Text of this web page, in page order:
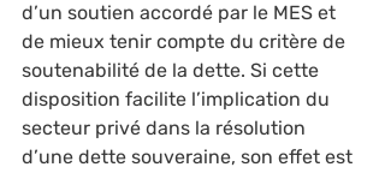
d’un soutien accordé par le MES et
de mieux tenir compte du critère de
soutenabilité de la dette. Si cette
disposition facilite l’implication du
secteur privé dans la résolution
d’une dette souveraine, son effet est